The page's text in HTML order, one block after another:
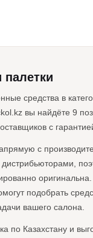
средства в
вы найдёте 9
с
с
подобрать
вашего салона.
по Казахстану и